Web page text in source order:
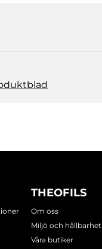
THEOFILS
Om oss
Miljö och hållbarhet
Våra butiker